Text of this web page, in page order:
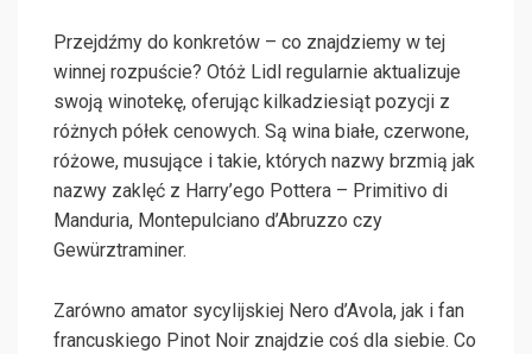
Przejdźmy do konkretów – co znajdziemy w tej
winnej rozpuście? Otóż Lidl regularnie aktualizuje
swoją winotekę, oferując kilkadziesiąt pozycji z
różnych półek cenowych. Są wina białe, czerwone,
różowe, musujące i takie, których nazwy brzmią jak
nazwy zaklęć z Harry’ego Pottera – Primitivo di
Manduria, Montepulciano d’Abruzzo czy
Gewürztraminer.
Zarówno amator sycylijskiej Nero d’Avola, jak i fan
francuskiego Pinot Noir znajdzie coś dla siebie. Co